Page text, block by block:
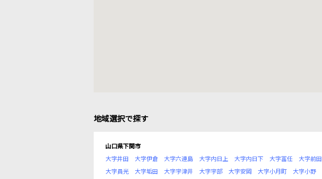
地域選択で探す
山口県下関市
大字井田
大字伊倉 大字六連島 大字内日上 大字内日下 大字冨任 大字前田
大字員光
大字垢田 大字宇津井 大字宇部 大字安岡 大字小月町 大字小野